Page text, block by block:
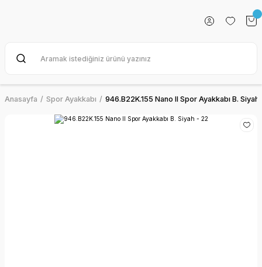
Anasayfa Spor Ayakkabı 946.B22K.155 Nano II Spor Ayakkabı B.